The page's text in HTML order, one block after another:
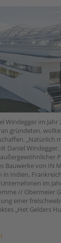
Windegger im Jahr
gründeten,
„Natürlich
Daniel Windegger.
Bauwerke von IN
in Indien,
im
// Obermeier
einer
„Het Gelders